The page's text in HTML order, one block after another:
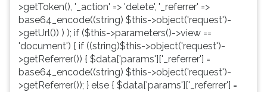
>getToken(), '_action' => 'delete', '_referrer' =>
base64_encode((string) $this->object('request')-
>getUrl()) ) ); if ($this->parameters()->view ==
'document') { if ((string)$this->object('request')-
>getReferrer()) { $data['params']['_referrer'] =
base64_encode((string) $this->object('request')-
>getReferrer()); } else { $data['params']['_referrer'] =